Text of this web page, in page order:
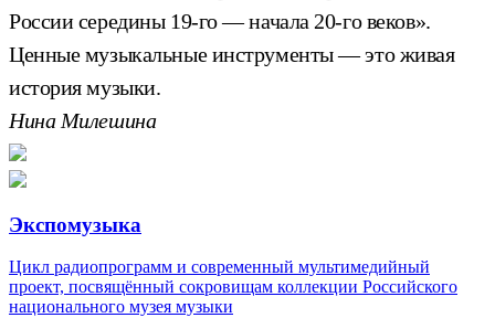
России середины 19-го — начала 20-го веков».
Ценные музыкальные инструменты — это живая
история музыки.
Нина Милешина
Экспомузыка
Цикл радиопрограмм и современный мультимедийный
проект, посвящённый сокровищам коллекции Российского
национального музея музыки